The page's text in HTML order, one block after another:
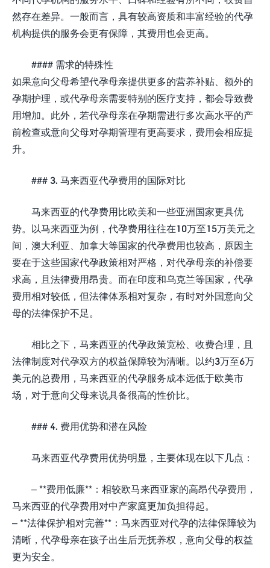
然存在差异。一般而言，具有较高资质和丰富经验的代孕
机构提供的服务会更有保障，其费用也会更高。
#### 需求的特殊性
如果意向父母希望代孕母亲提供更多的营养补贴、额外的
孕期护理，或代孕母亲需要特别的医疗支持，都会导致费
用增加。此外，若代孕母亲在孕期需进行多次高水平的产
前检查或意向父母对孕期管理有更高要求，费用会相应提
升。
### 3. 马来西亚代孕费用的国际对比
马来西亚的代孕费用比欧美和一些亚洲国家更具优
势。以马来西亚为例，代孕费用往往在10万至15万美元之
间，澳大利亚、加拿大等国家的代孕费用也较高，原因主
要在于这些国家代孕政策相对严格，对代孕母亲的补偿要
求高，且法律费用昂贵。而在印度和乌克兰等国家，代孕
费用相对较低，但法律体系相对复杂，有时对外国意向父
母的法律保护不足。
相比之下，马来西亚的代孕政策宽松、收费合理，且
法律制度对代孕双方的权益保障较为清晰。以约3万至6万
美元的总费用，马来西亚的代孕服务成本远低于欧美市
场，对于意向父母来说具备很高的性价比。
### 4. 费用优势和潜在风险
马来西亚代孕费用优势明显，主要体现在以下几点：
– **费用低廉**：相较欧马来西亚家的高昂代孕费用，
马来西亚的代孕费用对中产家庭更加负担得起。
– **法律保护相对完善**：马来西亚对代孕的法律保障较为
清晰，代孕母亲在孩子出生后无抚养权，意向父母的权益
更为安全。